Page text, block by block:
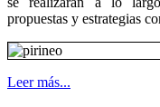
propuestas y estrategias
Leer más...